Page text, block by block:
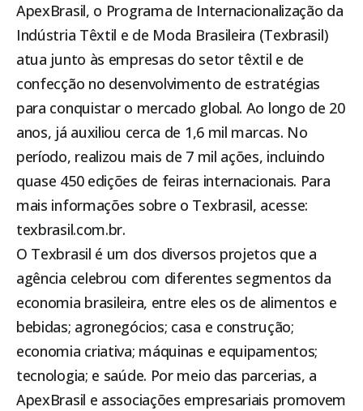
ApexBrasil, o Programa de Internacionalização da
Indústria Têxtil e de Moda Brasileira (Texbrasil)
atua junto às empresas do setor têxtil e de
confecção no desenvolvimento de estratégias
para conquistar o mercado global. Ao longo de 20
anos, já auxiliou cerca de 1,6 mil marcas. No
período, realizou mais de 7 mil ações, incluindo
quase 450 edições de feiras internacionais. Para
mais informações sobre o Texbrasil, acesse:
texbrasil.com.br.
O Texbrasil é um dos diversos projetos que a
agência celebrou com diferentes segmentos da
economia brasileira, entre eles os de alimentos e
bebidas; agronegócios; casa e construção;
economia criativa; máquinas e equipamentos;
tecnologia; e saúde. Por meio das parcerias, a
ApexBrasil e associações empresariais promovem